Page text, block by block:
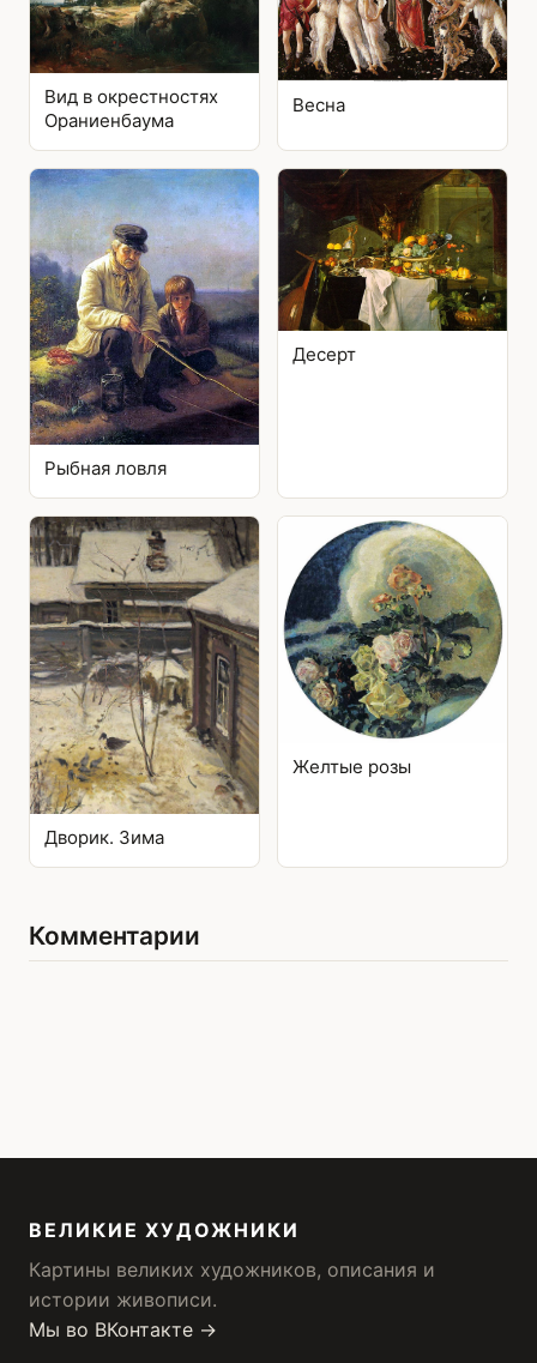
Вид в окрестностях
Ораниенбаума
Весна
Рыбная ловля
Десерт
Дворик. Зима
Желтые розы
Комментарии
ВЕЛИКИЕ ХУДОЖНИКИ
Картины великих художников, описания и
истории живописи.
Мы во ВКонтакте →